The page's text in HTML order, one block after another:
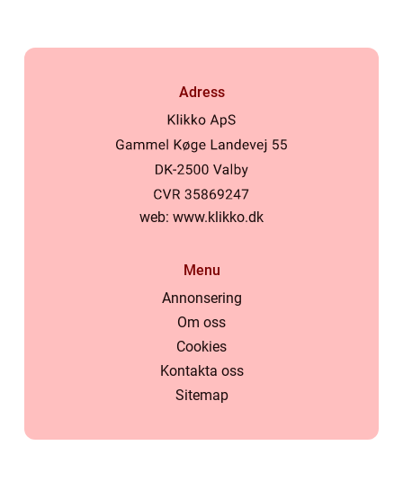
Adress
web: www.klikko.dk
Menu
Annonsering
Om oss
Cookies
Kontakta oss
Sitemap